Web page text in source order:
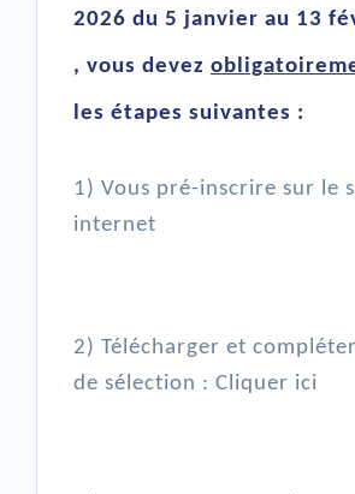
2026 du 5 janvier au 13
, vous devez
les étapes suivantes :
1) Vous pré-inscrire sur le
internet
2) Télécharger et
de sélection : Cliquer ici